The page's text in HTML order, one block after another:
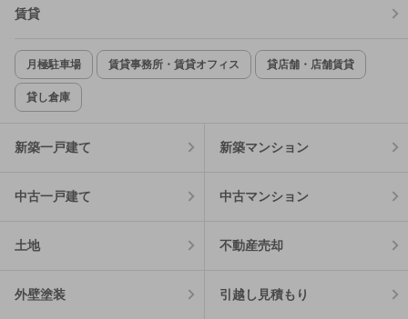
賃貸
月極駐車場 賃貸事務所・賃貸オフィス 貸店舗・店舗賃貸
貸し倉庫
新築一戸建て 新築マンション
中古一戸建て 中古マンション
土地 不動産売却
外壁塗装 引越し見積もり